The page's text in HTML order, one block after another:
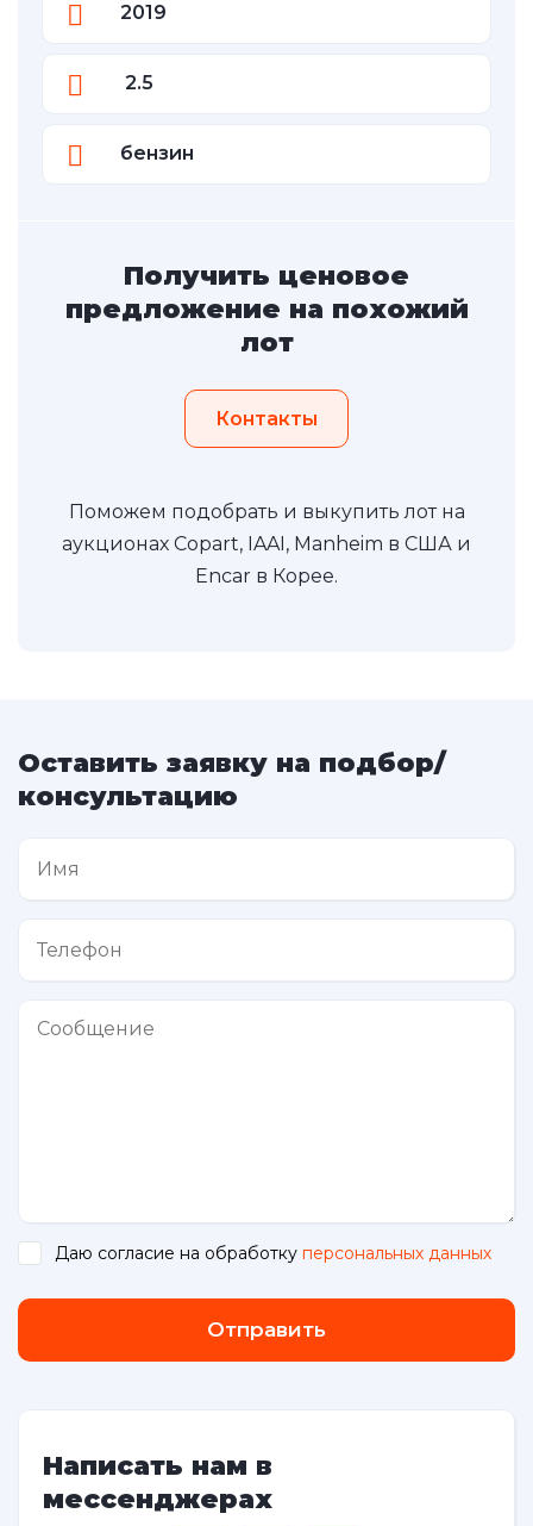
2019
2.5
бензин
Получить ценовое
предложение на похожий
лот
Контакты
Поможем подобрать и выкупить лот на
аукционах Copart, IAAI, Manheim в США и
Encar в Корее.
Оставить заявку на подбор/
консультацию
Даю согласие на обработку персональных данных
Отправить
Написать нам в
мессенджерах